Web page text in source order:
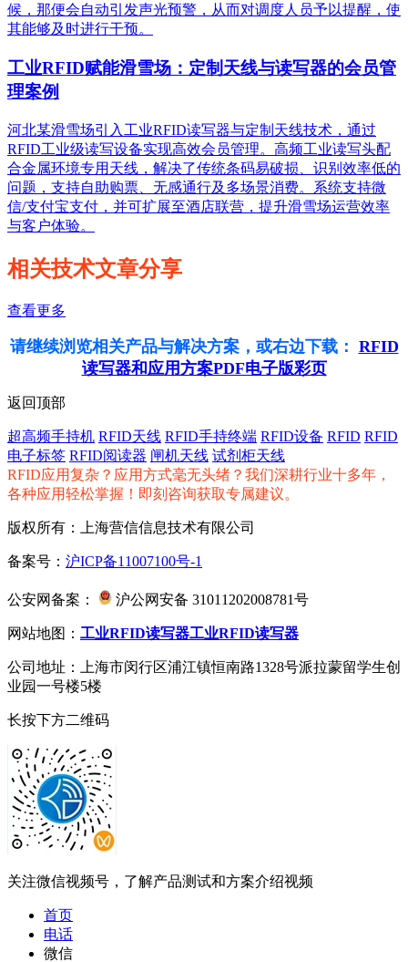
候，那便会自动引发声光预警，从而对调度人员予以提醒，使
其能够及时进行干预。
工业RFID赋能滑雪场：定制天线与读写器的会员管
理案例
河北某滑雪场引入工业RFID读写器与定制天线技术，通过
RFID工业级读写设备实现高效会员管理。高频工业读写头配
合金属环境专用天线，解决了传统条码易破损、识别效率低的
问题，支持自助购票、无感通行及多场景消费。系统支持微
信/支付宝支付，并可扩展至酒店联营，提升滑雪场运营效率
与客户体验。
相关技术文章分享
查看更多
请继续浏览相关产品与解决方案，或右边下载： RFID
读写器和应用方案PDF电子版彩页
返回顶部
超高频手持机 RFID天线 RFID手持终端 RFID设备 RFID RFID
电子标签 RFID阅读器 闸机天线 试剂柜天线
RFID应用复杂？应用方式毫无头绪？我们深耕行业十多年，
各种应用轻松掌握！即刻咨询获取专属建议。
版权所有：上海营信信息技术有限公司
备案号： 沪ICP备11007100号-1
公安网备案： 沪公网安备 31011202008781号
网站地图： 工业RFID读写器工业RFID读写器
公司地址：上海市闵行区浦江镇恒南路1328号派拉蒙留学生创
业园一号楼5楼
长按下方二维码
关注微信视频号，了解产品测试和方案介绍视频
首页
电话
微信